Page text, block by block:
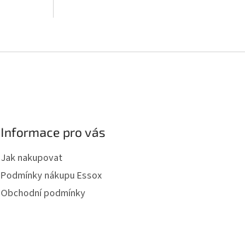
v
Informace pro vás
Jak nakupovat
Podmínky nákupu Essox
Obchodní podmínky